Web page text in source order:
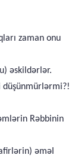
zaman onu
əskildərlər.
Rəbbinin
əməl